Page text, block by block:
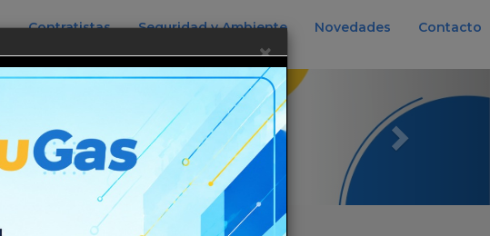
Contratistas Seguridad y Ambiente Novedades Contacto
×